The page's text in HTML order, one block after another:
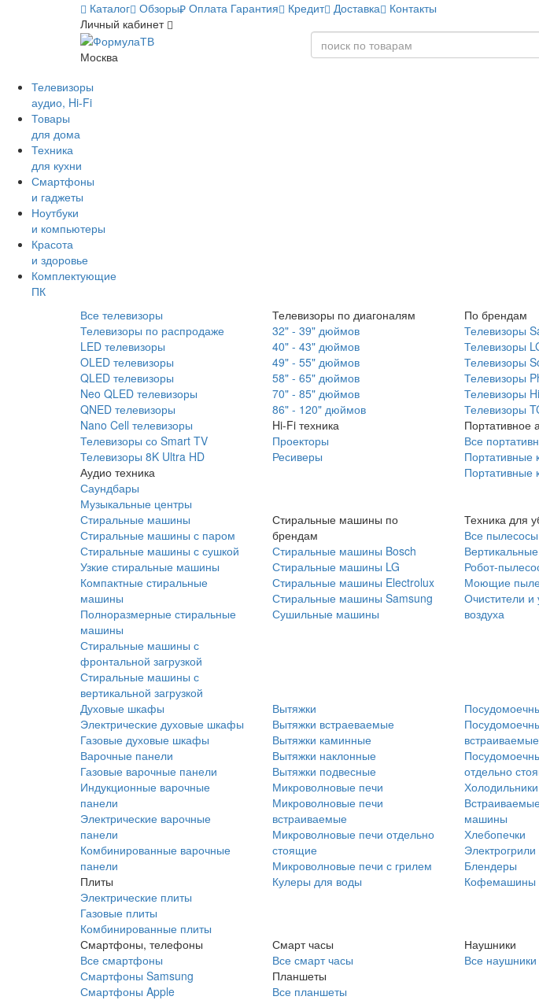
Каталог Обзоры Оплата Гарантия Кредит Доставка
Контакты
Личный кабинет
Москва
Телевизоры
аудио, Hi-Fi
Товары
для дома
Техника
для кухни
Смартфоны
и гаджеты
Ноутбуки
и компьютеры
Красота
и здоровье
Комплектующие
ПК
Все телевизоры
Телевизоры по распродаже
LED телевизоры
OLED телевизоры
QLED телевизоры
Neo QLED телевизоры
QNED телевизоры
Nano Cell телевизоры
Телевизоры со Smart TV
Телевизоры 8K Ultra HD
Аудио техника
Саундбары
Музыкальные центры
Телевизоры по диагоналям
32" - 39" дюймов
40" - 43" дюймов
49" - 55" дюймов
58" - 65" дюймов
70" - 85" дюймов
86" - 120" дюймов
Hi-Fi техника
Проекторы
Ресиверы
По брендам
Телевизоры
Телевизоры
Телевизоры
Телевизоры
Телевизоры
Телевизоры
Портативное
Все
Портативные
Портативные
Стиральные машины
Стиральные машины с паром
Стиральные машины с сушкой
Узкие стиральные машины
Компактные стиральные
машины
Полноразмерные стиральные
машины
Стиральные машины с
фронтальной загрузкой
Стиральные машины с
вертикальной загрузкой
Стиральные машины по
брендам
Стиральные машины Bosch
Стиральные машины LG
Стиральные машины Electrolux
Стиральные машины Samsung
Сушильные машины
Техника для
Все пылесосы
Робот-
Моющие
Очистители и
воздуха
Духовые шкафы
Электрические духовые шкафы
Газовые духовые шкафы
Варочные панели
Газовые варочные панели
Индукционные варочные
панели
Электрические варочные
панели
Комбинированные варочные
панели
Плиты
Электрические плиты
Газовые плиты
Комбинированные плиты
Вытяжки
Вытяжки встраеваемые
Вытяжки каминные
Вытяжки наклонные
Вытяжки подвесные
Микроволновые печи
Микроволновые печи
встраиваемые
Микроволновые печи отдельно
стоящие
Микроволновые печи с грилем
Кулеры для воды
встраиваемые
отдельно
Холодильники
машины
Хлебопечки
Электрогрили
Блендеры
Кофемашины
Смартфоны, телефоны
Все смартфоны
Смартфоны Samsung
Смартфоны Apple
Смарт часы
Все смарт часы
Планшеты
Все планшеты
Наушники
Все наушники